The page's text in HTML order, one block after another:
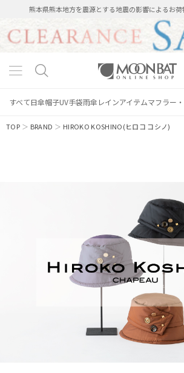
熊本県熊本地方を震源とする地震の影響によるお
すべて日傘帽子UV手袋雨傘 レインアイテムマフラー
TOP ＞ BRAND ＞ HIROKO KOSHINO(ヒロコ コシノ)